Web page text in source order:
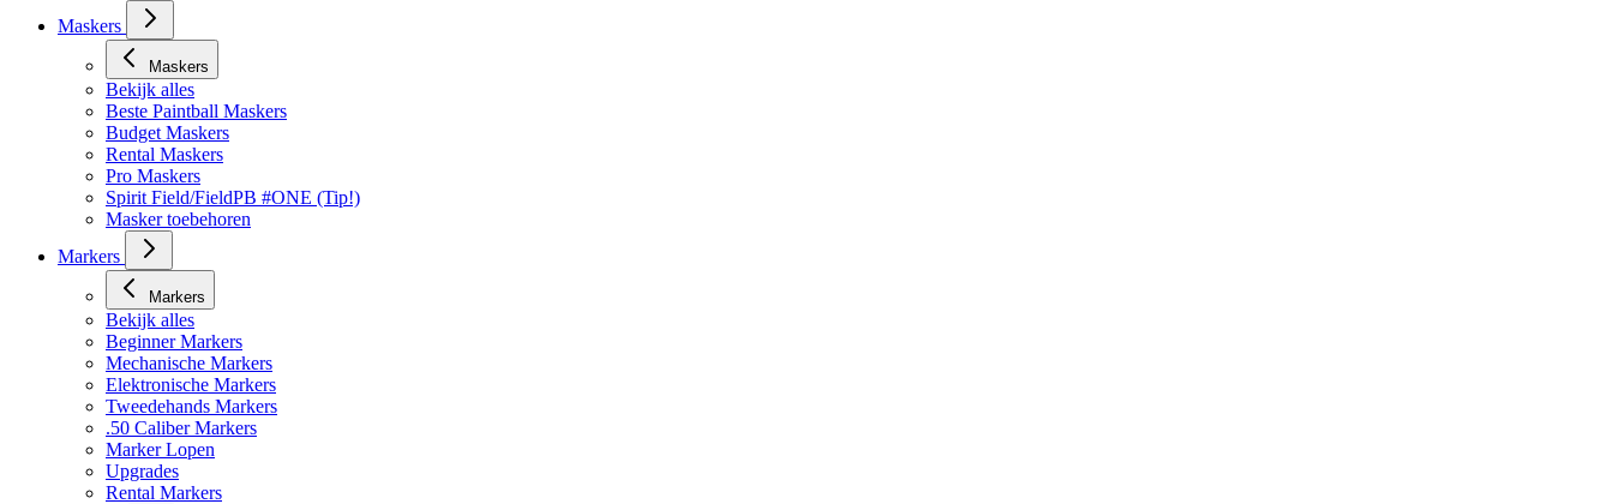
Maskers
Maskers
Bekijk alles
Beste Paintball Maskers
Budget Maskers
Rental Maskers
Pro Maskers
Spirit Field/FieldPB #ONE (Tip!)
Masker toebehoren
Markers
Markers
Bekijk alles
Beginner Markers
Mechanische Markers
Elektronische Markers
Tweedehands Markers
.50 Caliber Markers
Marker Lopen
Upgrades
Rental Markers